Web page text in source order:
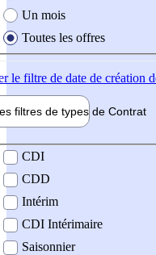
Un mois
Toutes les offres
le filtre de date de création
filtres de types de Contrat
contrat
CDI
CDD
Intérim
CDI Intérimaire
Saisonnier